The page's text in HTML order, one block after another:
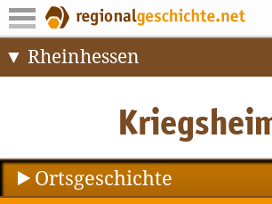
Rheinhessen
Ortsgeschichte